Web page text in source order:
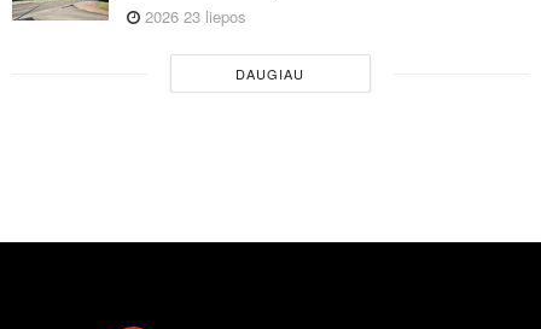
2026 23 liepos
DAUGIAU